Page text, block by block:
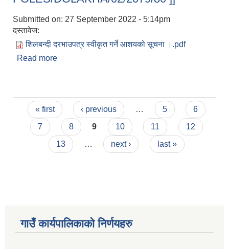
Submitted on: 27 September 2022 - 5:14pm
दस्तावेज:
शिलबन्दी दरभाउपत्र स्वीकृत गर्ने आशयको सूचना ।.pdf
Read more
Pages
« first ‹ previous … 5
6
7
8 9 10 11
12
13
… next › last »
गाउँ कार्यपालिकाकाे निर्णयहरु